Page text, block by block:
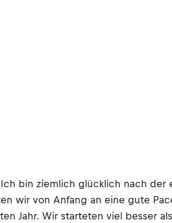
bin ziemlich glücklich nach der
wir von Anfang an eine gute
Jahr. Wir starteten viel besser